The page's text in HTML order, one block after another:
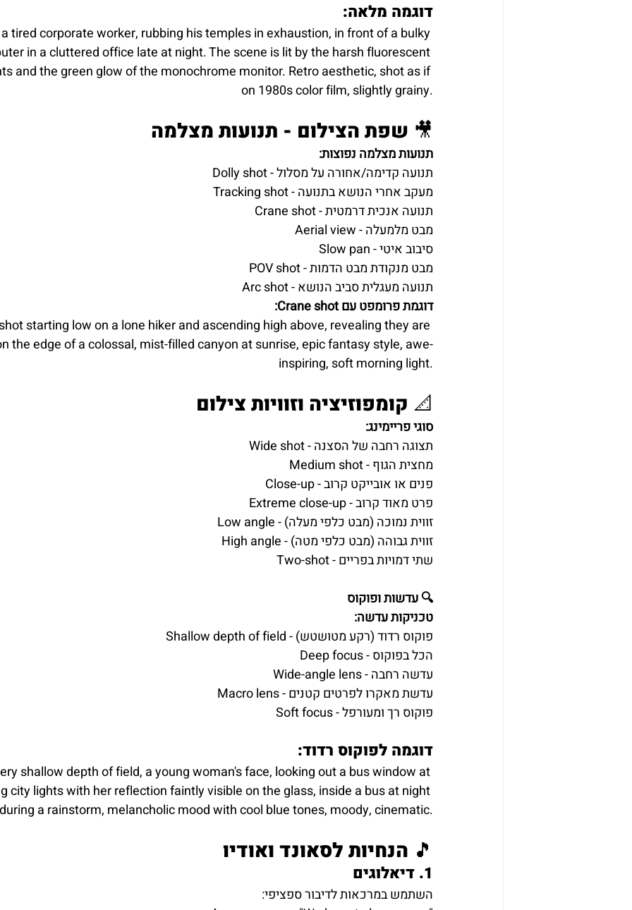
דוגמה מלאה:
tired corporate worker, rubbing his temples in exhaustion, in front of a bulky
in a cluttered office late at night. The scene is lit by the harsh fluorescent
and the green glow of the monochrome monitor. Retro aesthetic, shot as if
on 1980s color film, slightly grainy.
🎥 שפת הצילום - תנועות מצלמה
תנועות מצלמה נפוצות:
Dolly shot - תנועה קדימה/אחורה על מסלול
Tracking shot - מעקב אחרי הנושא בתנועה
Crane shot - תנועה אנכית דרמטית
Aerial view - מבט מלמעלה
Slow pan - סיבוב איטי
POV shot - מבט מנקודת מבט הדמות
Arc shot - תנועה מעגלית סביב הנושא
דוגמת פרומפט עם Crane shot:
starting low on a lone hiker and ascending high above, revealing they are
the edge of a colossal, mist-filled canyon at sunrise, epic fantasy style, awe-
inspiring, soft morning light.
📐 קומפוזיציה וזוויות צילום
סוגי פריימינג:
Wide shot - תצוגה רחבה של הסצנה
Medium shot - מחצית הגוף
Close-up - פנים או אובייקט קרוב
Extreme close-up - פרט מאוד קרוב
Low angle - זווית נמוכה (מבט כלפי מעלה)
High angle - זווית גבוהה (מבט כלפי מטה)
Two-shot - שתי דמויות בפריים
🔍 עדשות ופוקוס
טכניקות עדשה:
Shallow depth of field - פוקוס רדוד (רקע מטושטש)
Deep focus - הכל בפוקוס
Wide-angle lens - עדשה רחבה
Macro lens - עדשת מאקרו לפרטים קטנים
Soft focus - פוקוס רך ומעורפל
דוגמה לפוקוס רדוד:
shallow depth of field, a young woman's face, looking out a bus window at
city lights with her reflection faintly visible on the glass, inside a bus at night
during a rainstorm, melancholic mood with cool blue tones, moody, cinematic.
🎵 הנחיות לסאונד ואודיו
1. דיאלוגים
השתמש במרכאות לדיבור ספציפי: